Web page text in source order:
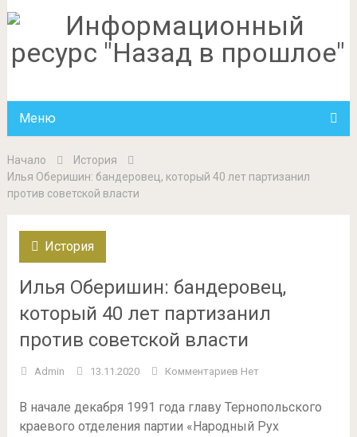
Меню
Начало
История
Илья Оберишин: бандеровец, который 40 лет партизанил
против советской власти
История
Илья Оберишин: бандеровец,
который 40 лет партизанил
против советской власти
Admin 13.11.2020 Комментариев Нет
В начале декабря 1991 года главу Тернопольского
краевого отделения партии «Народный Рух